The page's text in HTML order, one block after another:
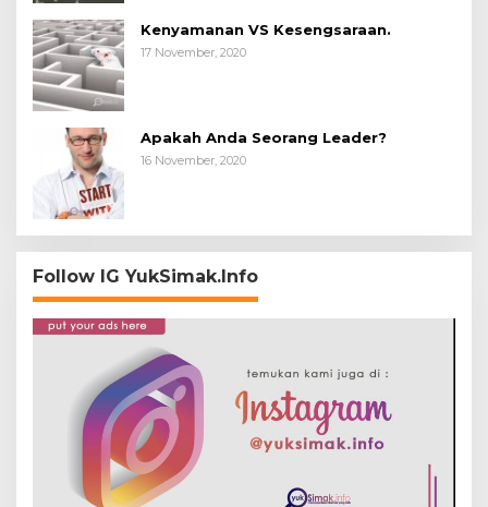
Kenyamanan VS Kesengsaraan.
17 November, 2020
Apakah Anda Seorang Leader?
16 November, 2020
Follow IG YukSimak.Info